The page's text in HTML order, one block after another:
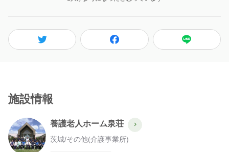
施設情報
養護老人ホーム泉荘
茨城/その他(介護事業所)